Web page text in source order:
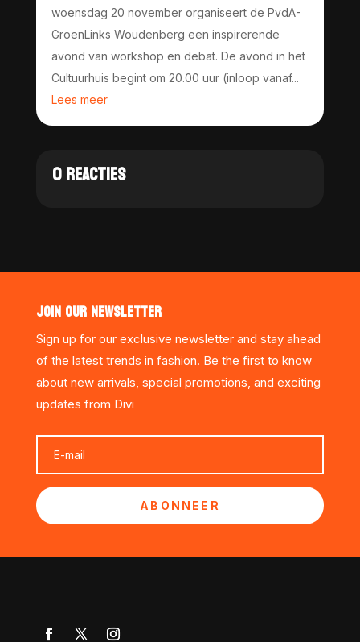
woensdag 20 november organiseert de PvdA-
GroenLinks Woudenberg een inspirerende
avond van workshop en debat. De avond in het
Cultuurhuis begint om 20.00 uur (inloop vanaf...
Lees meer
0 REACTIES
JOIN OUR NEWSLETTER
Sign up for our exclusive newsletter and stay ahead
of the latest trends in fashion. Be the first to know
about new arrivals, special promotions, and exciting
updates from Divi
ABONNEER